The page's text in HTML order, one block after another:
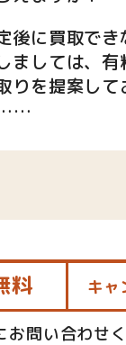
後に買取でき
ましては、有
りを提案して
料 キャ
お問い合わせ